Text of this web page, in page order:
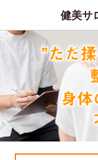
健美サ